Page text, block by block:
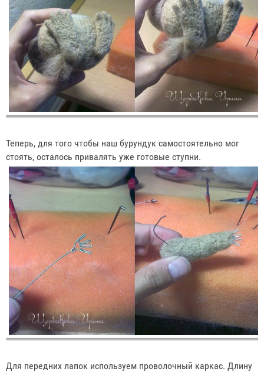
Теперь, для того чтобы наш бурундук самостоятельно мог
стоять, осталось привалять уже готовые ступни.
Для передних лапок используем проволочный каркас. Длину